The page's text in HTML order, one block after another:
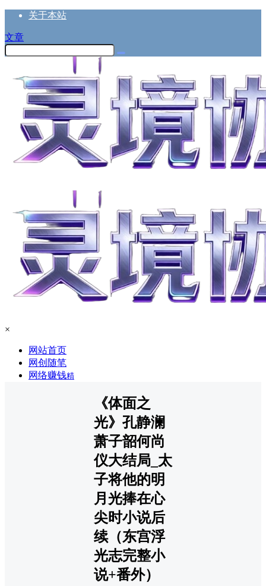
关于本站
文章
×
网站首页
网创随笔
网络赚钱精
《体面之
光》孔静澜
萧子韶何尚
仪大结局_太
子将他的明
月光捧在心
尖时小说后
续（东宫浮
光志完整小
说+番外）